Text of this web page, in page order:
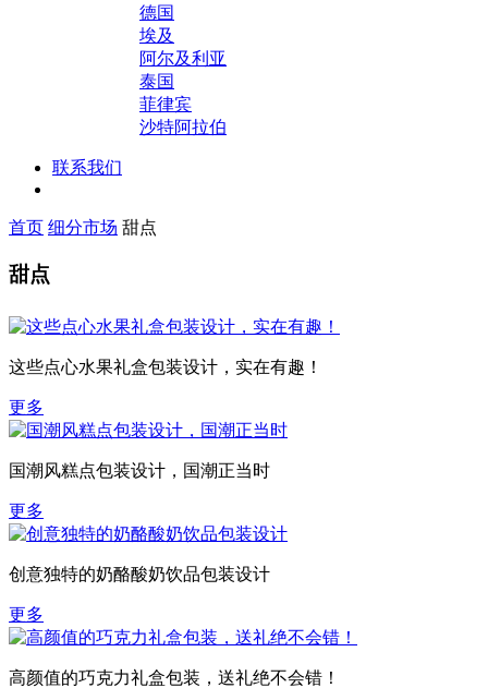
德国
埃及
阿尔及利亚
泰国
菲律宾
沙特阿拉伯
联系我们
首页 细分市场 甜点
甜点
这些点心水果礼盒包装设计，实在有趣！
更多
国潮风糕点包装设计，国潮正当时
更多
创意独特的奶酪酸奶饮品包装设计
更多
高颜值的巧克力礼盒包装，送礼绝不会错！